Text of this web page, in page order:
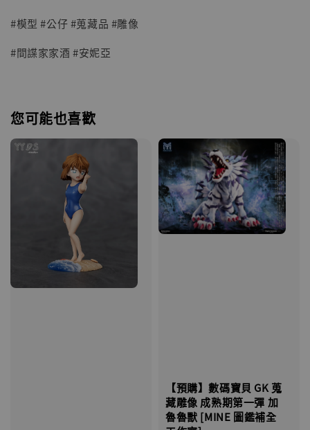
#模型 #公仔 #蒐藏品 #雕像
#間諜家家酒 #安妮亞
您可能也喜歡
【預購】數碼寶貝 GK 蒐
藏雕像 成熟期第一彈 加
魯魯獸 [MINE 圖鑑補全